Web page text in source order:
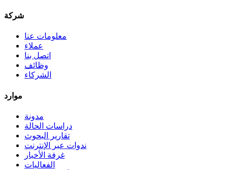
شركة
معلومات عنا
عملاء
اتصل بنا
وظائف
الشركاء
موارد
مدونة
دراسات الحالة
تقارير البحوث
ندوات عبر الإنترنت
غرفة الأخبار
الفعاليات